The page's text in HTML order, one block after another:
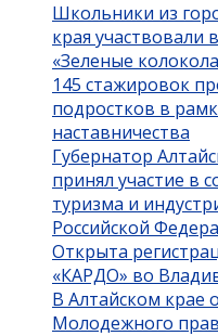
Школьники из
края участвовали
«Зеленые
145 стажировок
подростков в
наставничества
Губернатор
принял участие в
туризма и
Российской
Открыта
«КАРДО» во
В Алтайском крае
Молодежного